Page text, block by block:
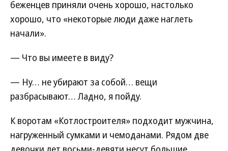
беженцев приняли очень хорошо, настолько
хорошо, что «некоторые люди даже наглеть
начали».
— Что вы имеете в виду?
— Ну… не убирают за собой… вещи
разбрасывают… Ладно, я пойду.
К воротам «Котлостроителя» подходит мужчина,
нагруженный сумками и чемоданами. Рядом две